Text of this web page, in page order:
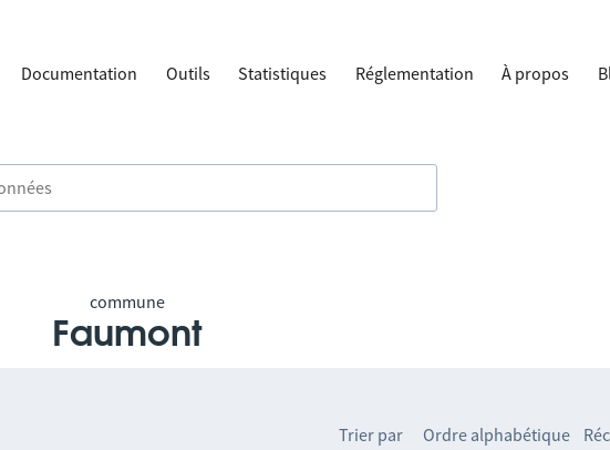
Documentation Outils Statistiques Réglementation À propos
commune
Faumont
Trier par Ordre alphabétique